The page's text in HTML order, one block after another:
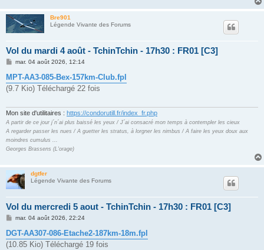
Bre901
Légende Vivante des Forums
Vol du mardi 4 août - TchinTchin - 17h30 : FR01 [C3]
M
s
s
a
mar. 04 août 2026, 12:14
MPT-AA3-085-Bex-157km-Club.fpl
(9.7 Kio) Téléchargé 22 fois
Mon site d'utilitaires : https://condorutill.fr/index_fr.php
A partir de ce jour j´n´ai plus baissé les yeux / J´ai consacré mon temps à contempler les cieux
A regarder passer les nues / A guetter les stratus, à lorgner les nimbus / A faire les yeux doux aux
moindres cumulus ...
Georges Brassens (L'orage)
dgtfer
Légende Vivante des Forums
Vol du mercredi 5 aout - TchinTchin - 17h30 : FR01 [C3]
M
s
s
a
mar. 04 août 2026, 22:24
DGT-AA307-086-Etache2-187km-18m.fpl
(10.85 Kio) Téléchargé 19 fois